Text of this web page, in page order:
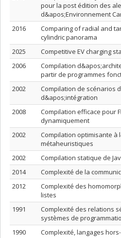
pour la post édition des
d&apos;Environnement
2016
Comparing of radial and
cylindric panorama
2025
Competitive EV charging
2006
Compilation
partir de programmes
2002
Compilation de scénarios
d&apos;intégration
2008
Compilation efficace pour
dynamiquement
2002
Compilation optimisante à
métaheuristiques
2002
Compilation statique de
2014
Complexité de la
2012
Complexité des
listes
1991
Complexité des relations
systèmes de
1990
Complexité, langages